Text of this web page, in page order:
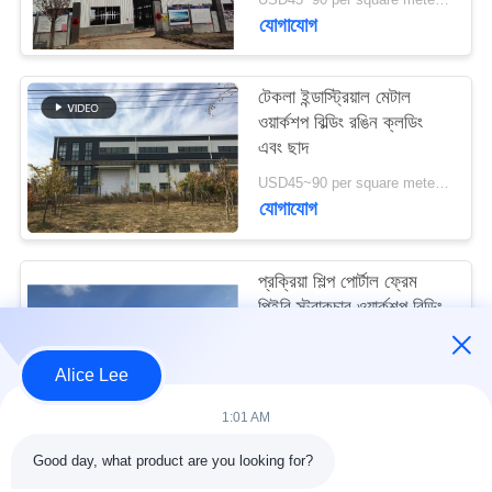
মামলা
সাইট
ম্যাপ
গোপনীয়তা
নীতি
যোগাযোগ
টেকলা ইন্ডাস্ট্রিয়াল মেটাল
ওয়ার্কশপ বিল্ডিং রঙিন ক্লডিং
এবং ছাদ
USD45~90 per square meter MOQ:1000 বর্গ মিটার
যোগাযোগ
প্রক্রিয়া শিল্প পোর্টাল ফ্রেম
পিইবি স্ট্রাকচার ওয়ার্কশপ বিল্ডিং
Alice Lee
1:01 AM
Good day, what product are you looking for?